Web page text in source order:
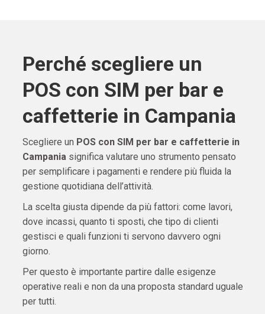
Perché scegliere un
POS con SIM per bar e
caffetterie in Campania
Scegliere un POS con SIM per bar e caffetterie in
Campaniasignifica valutare uno strumento pensato
per semplificare i pagamenti e rendere più fluida la
gestione quotidiana dell’attività.
La scelta giusta dipende da più fattori: come lavori,
dove incassi, quanto ti sposti, che tipo di clienti
gestisci e quali funzioni ti servono davvero ogni
giorno.
Per questo è importante partire dalle esigenze
operative reali e non da una proposta standard uguale
per tutti.